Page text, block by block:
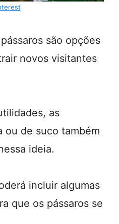
são opções
novos visitantes
as
ou de suco também
ideia.
incluir algumas
que os pássaros se